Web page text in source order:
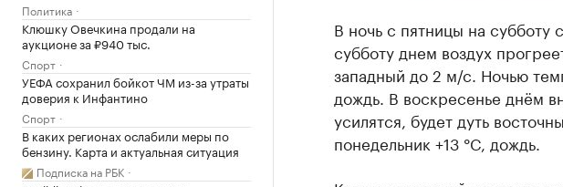
Политика
Клюшку Овечкина продали на
аукционе за ₽940 тыс.
Спорт
УЕФА сохранил бойкот ЧМ из-за утраты
доверия к Инфантино
Спорт
В каких регионах ослабили меры по
бензину. Карта и актуальная ситуация
Подписка на РБК
В ночь с пятницы на субботу
субботу днем воздух
западный до 2 м/с. Ночью
дождь. В воскресенье днём
усилятся, будет дуть
понедельник +13 °C, дождь.